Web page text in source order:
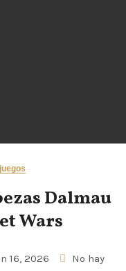
juegos
Dalmau
Wars
16, 2026
No hay